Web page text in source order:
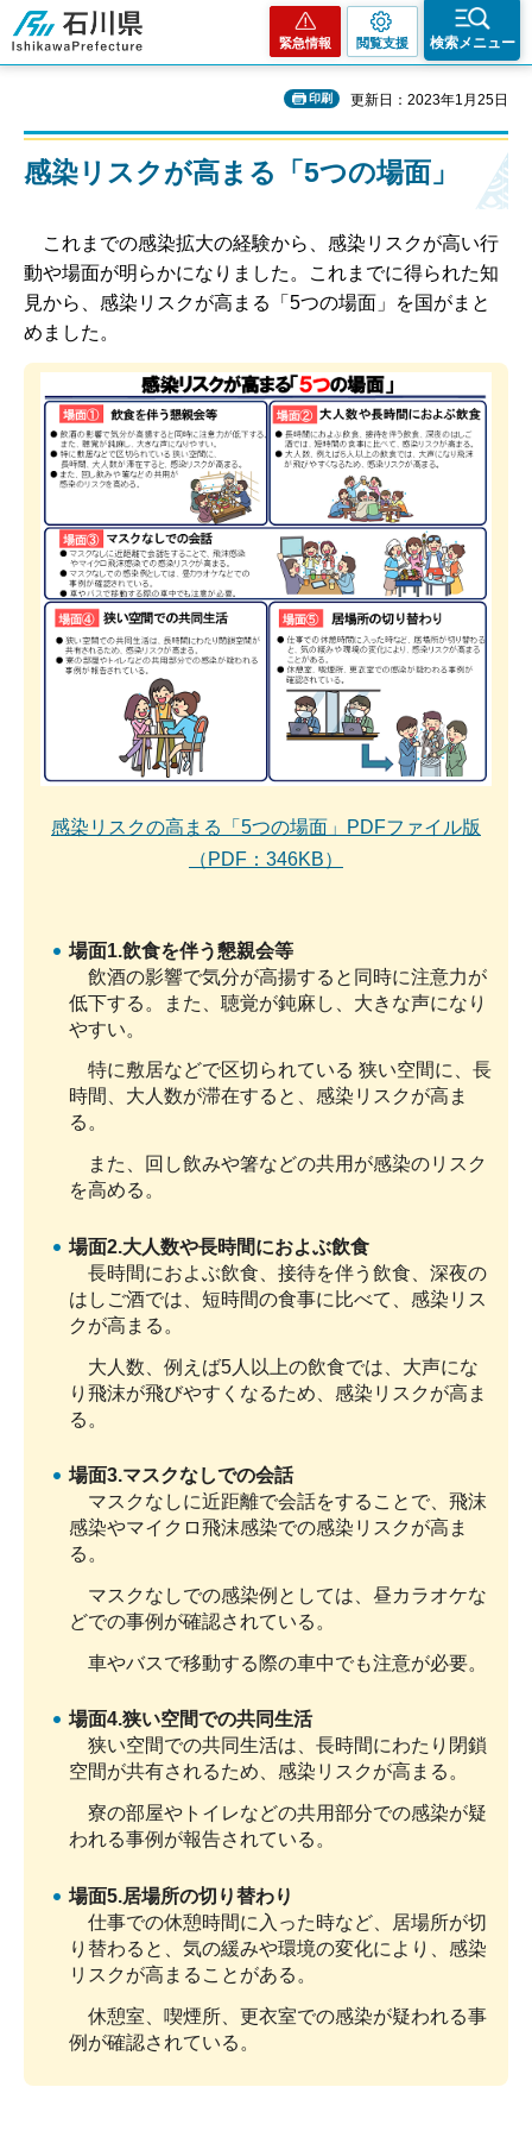
石川県
緊急情報 閲覧支援 検索メニュー
印刷 更新日：2023年1月25日
感染リスクが高まる「5つの場面」
これまでの感染拡大の経験から、感染リスクが高い行
動や場面が明らかになりました。これまでに得られた知
見から、感染リスクが高まる「5つの場面」を国がまと
めました。
感染リスクの高まる「5つの場面」PDFファイル版
（PDF：346KB）
場面1.飲食を伴う懇親会等
飲酒の影響で気分が高揚すると同時に注意力が
低下する。また、聴覚が鈍麻し、大きな声になり
やすい。
特に敷居などで区切られている 狭い空間に、長
時間、大人数が滞在すると、感染リスクが高ま
る。
また、回し飲みや箸などの共用が感染のリスク
を高める。
場面2.大人数や長時間におよぶ飲食
長時間におよぶ飲食、接待を伴う飲食、深夜の
はしご酒では、短時間の食事に比べて、感染リス
クが高まる。
大人数、例えば5人以上の飲食では、大声にな
り飛沫が飛びやすくなるため、感染リスクが高ま
る。
場面3.マスクなしでの会話
マスクなしに近距離で会話をすることで、飛沫
感染やマイクロ飛沫感染での感染リスクが高ま
る。
マスクなしでの感染例としては、昼カラオケな
どでの事例が確認されている。
車やバスで移動する際の車中でも注意が必要。
場面4.狭い空間での共同生活
狭い空間での共同生活は、長時間にわたり閉鎖
空間が共有されるため、感染リスクが高まる。
寮の部屋やトイレなどの共用部分での感染が疑
われる事例が報告されている。
場面5.居場所の切り替わり
仕事での休憩時間に入った時など、居場所が切
り替わると、気の緩みや環境の変化により、感染
リスクが高まることがある。
休憩室、喫煙所、更衣室での感染が疑われる事
例が確認されている。